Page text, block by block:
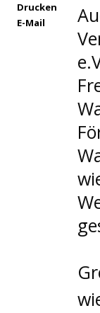
Drucken
E-Mail